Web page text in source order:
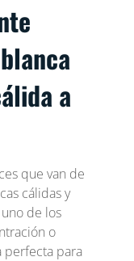
a
que van de
cálidas y
de los
o
perfecta para